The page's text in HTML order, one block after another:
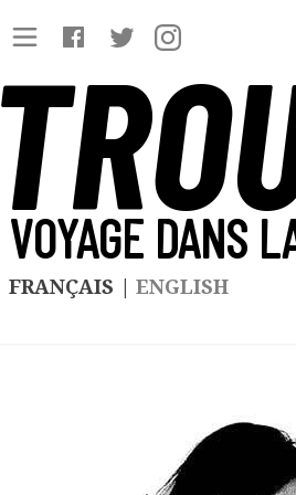
VOYAGE DANS
FRANÇAIS | ENGLISH